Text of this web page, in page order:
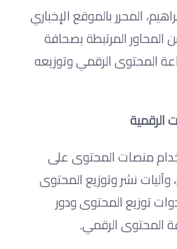
المحرر بالموقع الإخباري
المحاور المرتبطة بصحافة
المحتوى الرقمي وتوزيعه
الرقمية
منصات المحتوى على
نشر وتوزيع المحتوى
توزيع المحتوى ودور